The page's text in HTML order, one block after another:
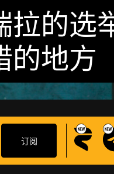
的选
的地方